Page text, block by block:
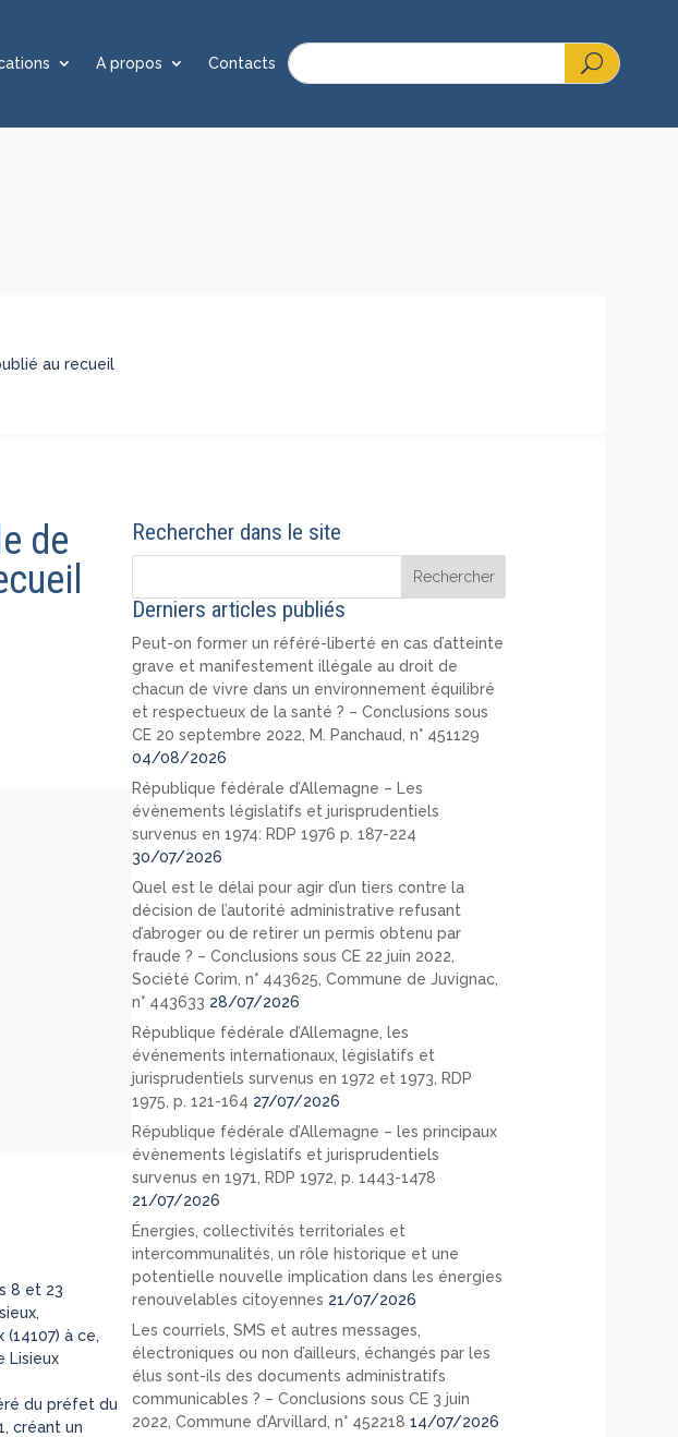
A propos Contacts
au recueil
de
8 et 23
à ce,
Lisieux
du préfet du
créant un
Rechercher dans le site
Derniers articles publiés
Peut-on former un référé-liberté en cas d’atteinte
grave et manifestement illégale au droit de
chacun de vivre dans un environnement équilibré
et respectueux de la santé ? – Conclusions sous
CE 20 septembre 2022, M. Panchaud, n° 451129
04/08/2026
République fédérale d’Allemagne – Les
évènements législatifs et jurisprudentiels
survenus en 1974: RDP 1976 p. 187-224
30/07/2026
Quel est le délai pour agir d’un tiers contre la
décision de l’autorité administrative refusant
d’abroger ou de retirer un permis obtenu par
fraude ? – Conclusions sous CE 22 juin 2022,
Société Corim, n° 443625, Commune de Juvignac,
n° 443633 28/07/2026
République fédérale d’Allemagne, les
événements internationaux, législatifs et
jurisprudentiels survenus en 1972 et 1973, RDP
1975, p. 121-164 27/07/2026
République fédérale d’Allemagne – les principaux
évènements législatifs et jurisprudentiels
survenus en 1971, RDP 1972, p. 1443-1478
21/07/2026
Énergies, collectivités territoriales et
intercommunalités, un rôle historique et une
potentielle nouvelle implication dans les énergies
renouvelables citoyennes 21/07/2026
Les courriels, SMS et autres messages,
électroniques ou non d’ailleurs, échangés par les
élus sont-ils des documents administratifs
communicables ? – Conclusions sous CE 3 juin
2022, Commune d’Arvillard, n° 452218 14/07/2026